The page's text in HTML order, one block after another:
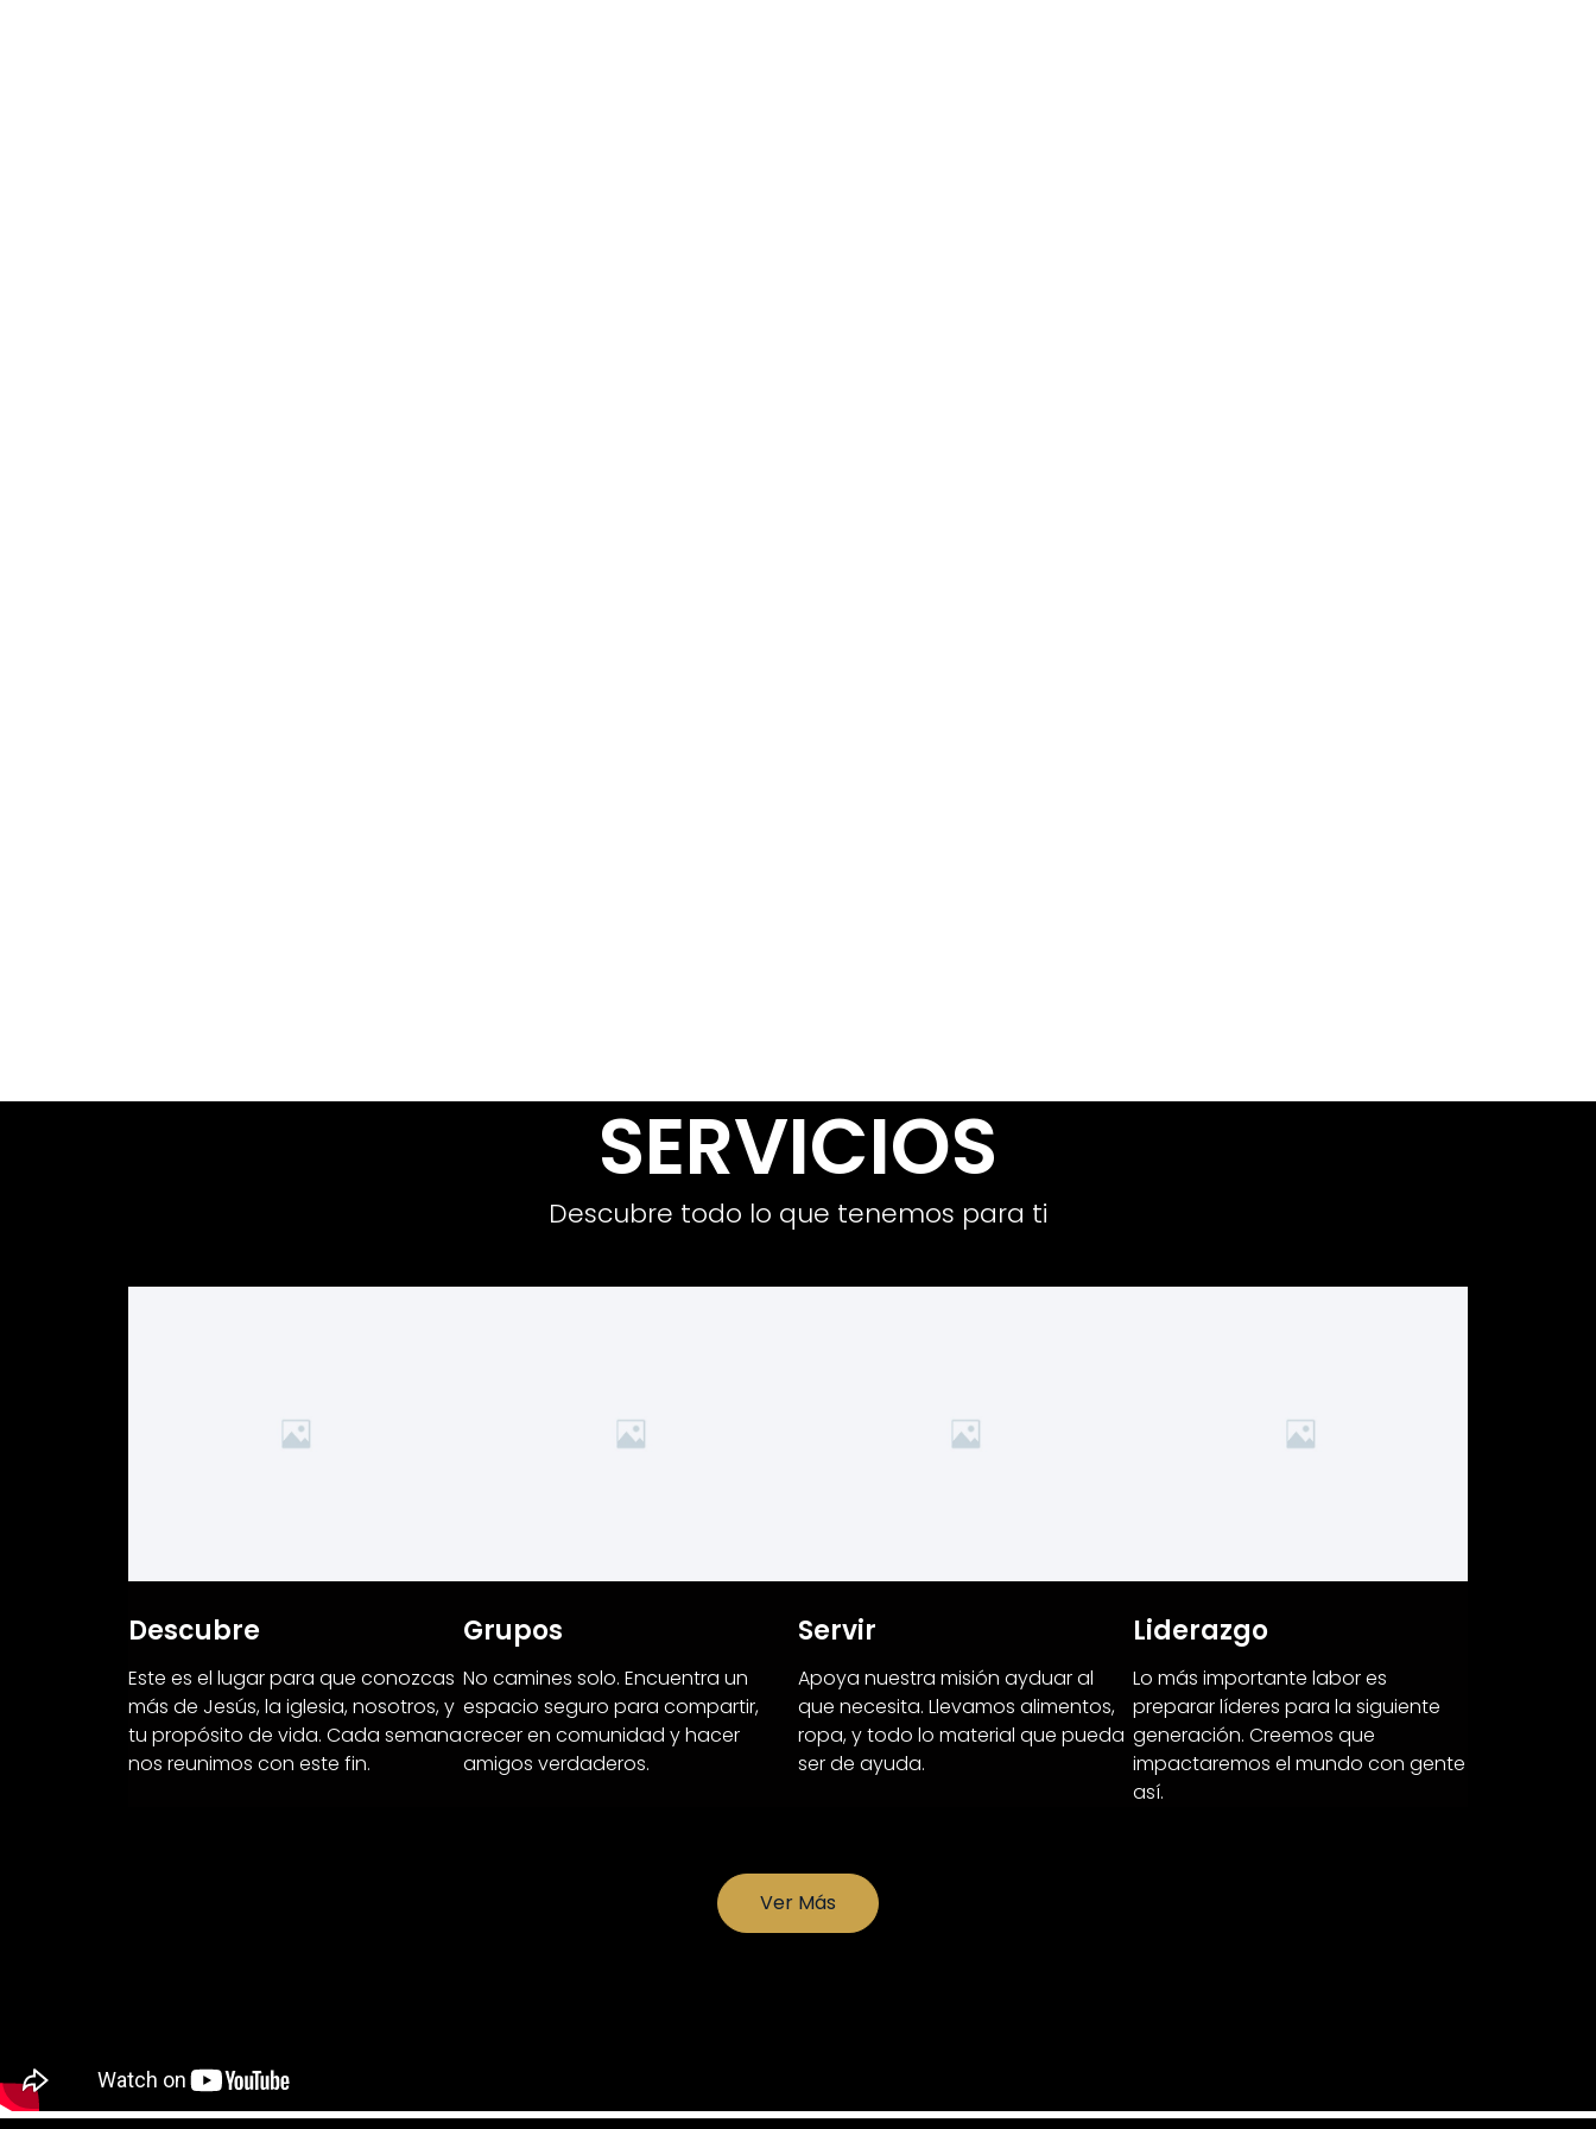
SERVICIOS
Descubre todo lo que tenemos para ti
Descubre
Este es el lugar para que conozcas
más de Jesús, la iglesia, nosotros, y
tu propósito de vida. Cada semana
nos reunimos con este fin.
Grupos
No camines solo. Encuentra un
espacio seguro para compartir,
crecer en comunidad y hacer
amigos verdaderos.
Servir
Apoya nuestra misión ayduar al
que necesita. Llevamos alimentos,
ropa, y todo lo material que pueda
ser de ayuda.
Liderazgo
Lo más importante labor es
preparar líderes para la siguiente
generación. Creemos que
impactaremos el mundo con gente
así.
Ver Más